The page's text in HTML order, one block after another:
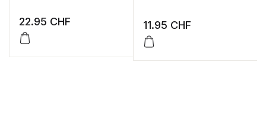
22.95 CHF 11.95 CHF